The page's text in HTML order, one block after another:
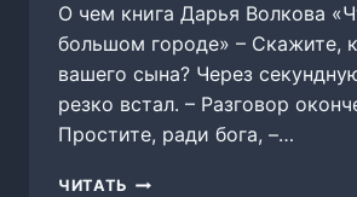
О чем книга Дарья Волкова
большом городе» – Скажите,
вашего сына? Через
резко встал. – Разговор
Простите, ради бога, –…
ЧИТАТЬ ЧТО-